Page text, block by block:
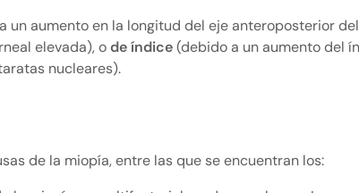
un aumento en la longitud del eje anteroposterior
elevada), ode índice(debido a un aumento del
nucleares).
de la miopía, entre las que se encuentran los: